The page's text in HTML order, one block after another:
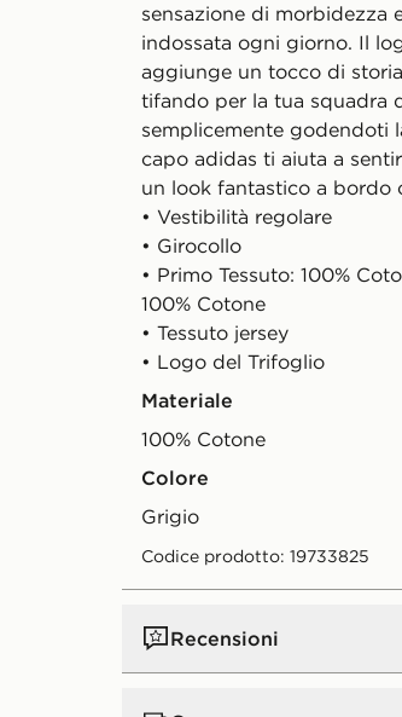
sensazione di morbidezza
indossata ogni giorno. Il
aggiunge un tocco di
tifando per la tua squadra
semplicemente godendoti
capo adidas ti aiuta a
un look fantastico a bordo
• Vestibilità regolare
• Girocollo
• Primo Tessuto: 100%
100% Cotone
• Tessuto jersey
• Logo del Trifoglio
Materiale
100% Cotone
Colore
Grigio
Codice prodotto: 19733825
Recensioni